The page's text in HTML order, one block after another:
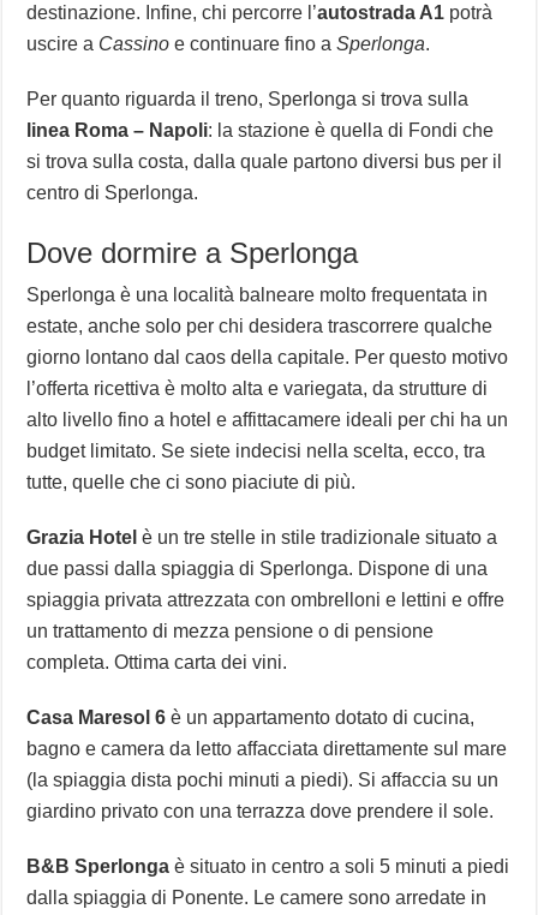
destinazione. Infine, chi percorre l’autostrada A1 potrà
uscire a Cassino e continuare fino aSperlonga.
Per quanto riguarda il treno, Sperlonga si trova sulla
linea Roma – Napoli: la stazione è quella di Fondi che
si trova sulla costa, dalla quale partono diversi bus per il
centro di Sperlonga.
Dove dormire a Sperlonga
Sperlonga è una località balneare molto frequentata in
estate, anche solo per chi desidera trascorrere qualche
giorno lontano dal caos della capitale. Per questo motivo
l’offerta ricettiva è molto alta e variegata, da strutture di
alto livello fino a hotel e affittacamere ideali per chi ha un
budget limitato. Se siete indecisi nella scelta, ecco, tra
tutte, quelle che ci sono piaciute di più.
Grazia Hotel è un tre stelle in stile tradizionale situato a
due passi dalla spiaggia di Sperlonga. Dispone di una
spiaggia privata attrezzata con ombrelloni e lettini e offre
un trattamento di mezza pensione o di pensione
completa. Ottima carta dei vini.
Casa Maresol 6 è un appartamento dotato di cucina,
bagno e camera da letto affacciata direttamente sul mare
(la spiaggia dista pochi minuti a piedi). Si affaccia su un
giardino privato con una terrazza dove prendere il sole.
B&B Sperlonga è situato in centro a soli 5 minuti a piedi
dalla spiaggia di Ponente. Le camere sono arredate in